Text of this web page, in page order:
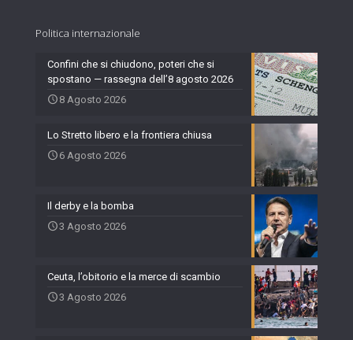
Politica internazionale
Confini che si chiudono, poteri che si
spostano — rassegna dell’8 agosto 2026
8 Agosto 2026
Lo Stretto libero e la frontiera chiusa
6 Agosto 2026
Il derby e la bomba
3 Agosto 2026
Ceuta, l’obitorio e la merce di scambio
3 Agosto 2026